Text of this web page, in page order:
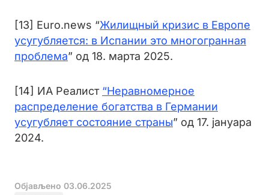
[13] Euro.news “Жилищный кризис в Европе
усугубляется: в Испании это многогранная
проблема” од 18. марта 2025.
[14] ИА Реалист “Неравномерное
распределение богатства в Германии
усугубляет состояние страны” од 17. јануара
2024.
Објављено 03.06.2025